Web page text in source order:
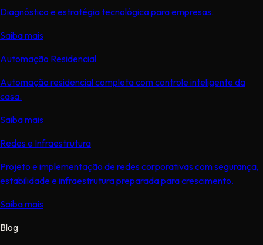
Diagnóstico e estratégia tecnológica para empresas.
Saiba mais
Automação Residencial
Automação residencial completa com controle inteligente da
casa.
Saiba mais
Redes e Infraestrutura
Projeto e implementação de redes corporativas com segurança,
estabilidade e infraestrutura preparada para crescimento.
Saiba mais
Blog